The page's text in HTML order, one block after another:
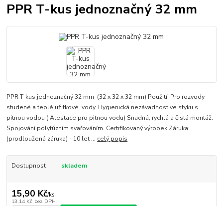
PPR T-kus jednoznačný 32 mm
PPR T-kus jednoznačný 32 mm (32 x 32 x 32 mm) Použití: Pro rozvody
studené a teplé užitkové vody. Hygienická nezávadnost ve styku s
pitnou vodou ( Atestace pro pitnou vodu) Snadná, rychlá a čistá montáž.
Spojování polyfúzním svařováním. Certifikovaný výrobek Záruka:
(prodloužená záruka) - 10 let ... celý popis
Dostupnost skladem
15,90 Kč/ks
13,14 Kč bez DPH